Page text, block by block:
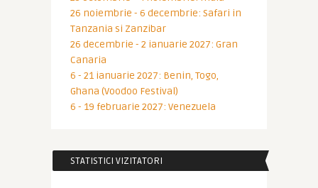
26 noiembrie - 6 decembrie: Safari in
Tanzania si Zanzibar
26 decembrie - 2 ianuarie 2027: Gran
Canaria
6 - 21 ianuarie 2027: Benin, Togo,
Ghana (Voodoo Festival)
6 - 19 februarie 2027: Venezuela
STATISTICI VIZITATORI